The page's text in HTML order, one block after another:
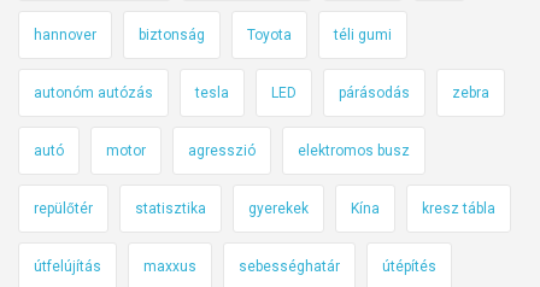
hannover biztonság Toyota téli gumi
autonóm autózás tesla LED párásodás zebra
autó motor agresszió elektromos busz
repülőtér statisztika gyerekek Kína kresz tábla
útfelújítás maxxus sebességhatár útépítés